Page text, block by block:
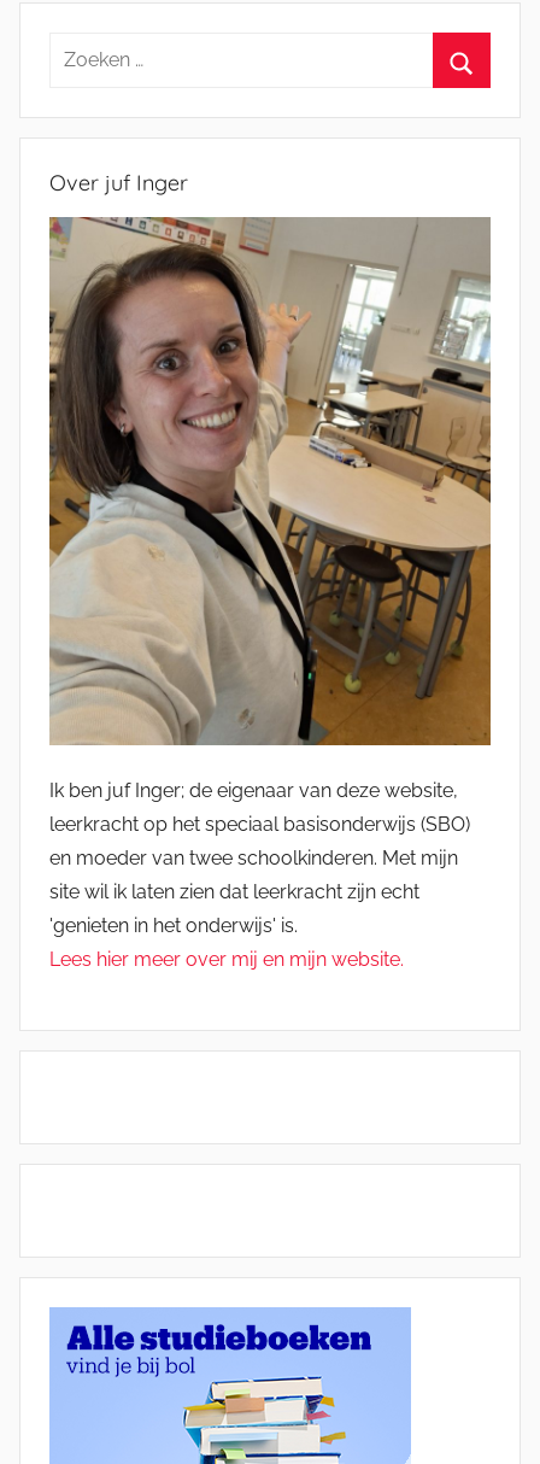
Zoeken
Over juf Inger
Ik ben juf Inger; de eigenaar van deze website,
leerkracht op het speciaal basisonderwijs (SBO)
en moeder van twee schoolkinderen. Met mijn
site wil ik laten zien dat leerkracht zijn echt
'genieten in het onderwijs' is.
Lees hier meer over mij en mijn website.